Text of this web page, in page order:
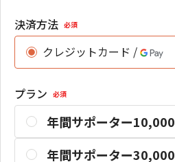
決済方法 必須
クレジットカード /
プラン 必須
年間サポーター10,000
年間サポーター30,000